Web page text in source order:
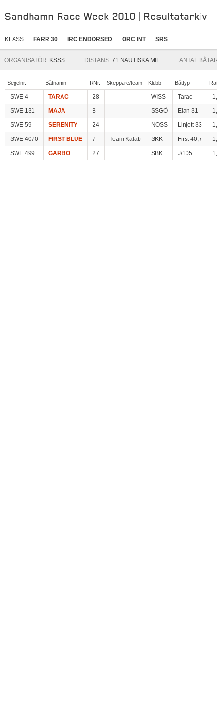
Sandhamn Race Week 2010 | Resultatarkiv
KLASS FARR 30 IRC ENDORSED ORC INT SRS
ORGANISATÖR: KSSS DISTANS: 71 NAUTISKA MIL ANTAL
Segelnr. Båtnamn RNr. Skeppare/team Klubb Båttyp
SWE 4 TARAC 28 WISS Tarac
SWE 131 MAJA 8 SSGÖ Elan 31
SWE 59 SERENITY 24 NOSS Linjett 33
SWE 4070 FIRST BLUE 7 Team Kalab SKK First 40,7
SWE 499 GARBO 27 SBK J/105